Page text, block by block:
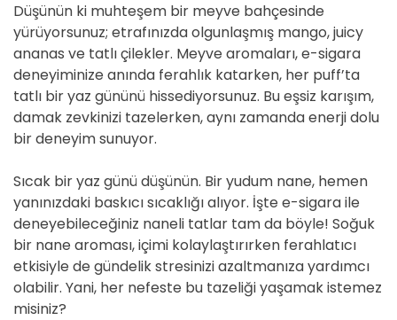
Düşünün ki muhteşem bir meyve bahçesinde
yürüyorsunuz; etrafınızda olgunlaşmış mango, juicy
ananas ve tatlı çilekler. Meyve aromaları, e-sigara
deneyiminize anında ferahlık katarken, her puff’ta
tatlı bir yaz gününü hissediyorsunuz. Bu eşsiz karışım,
damak zevkinizi tazelerken, aynı zamanda enerji dolu
bir deneyim sunuyor.
Sıcak bir yaz günü düşünün. Bir yudum nane, hemen
yanınızdaki baskıcı sıcaklığı alıyor. İşte e-sigara ile
deneyebileceğiniz naneli tatlar tam da böyle! Soğuk
bir nane aroması, içimi kolaylaştırırken ferahlatıcı
etkisiyle de gündelik stresinizi azaltmanıza yardımcı
olabilir. Yani, her nefeste bu tazeliği yaşamak istemez
misiniz?